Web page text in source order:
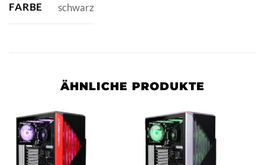
FARBE schwarz
ÄHNLICHE PRODUKTE